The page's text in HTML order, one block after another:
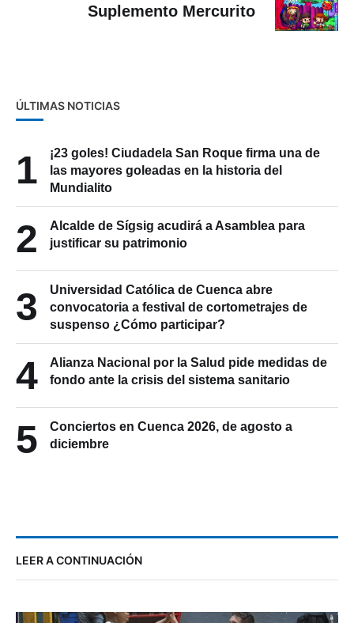
Suplemento Mercurito
ÚLTIMAS NOTICIAS
1
¡23 goles! Ciudadela San Roque firma una de
las mayores goleadas en la historia del
Mundialito
2
Alcalde de Sígsig acudirá a Asamblea para
justificar su patrimonio
3
Universidad Católica de Cuenca abre
convocatoria a festival de cortometrajes de
suspenso ¿Cómo participar?
4
Alianza Nacional por la Salud pide medidas de
fondo ante la crisis del sistema sanitario
5
Conciertos en Cuenca 2026, de agosto a
diciembre
LEER A CONTINUACIÓN